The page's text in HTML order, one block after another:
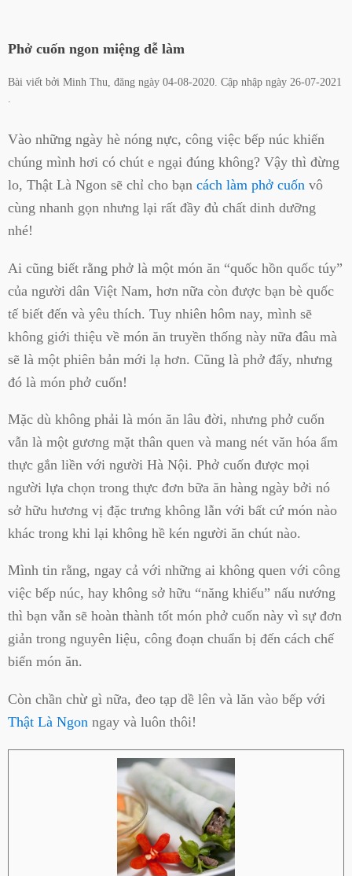
Phở cuốn ngon miệng dễ làm
Bài viết bởi Minh Thu , đăng ngày 04-08-2020 . Cập nhập ngày 26-07-2021
Vào những ngày hè nóng nực, công việc bếp núc khiến
chúng mình hơi có chút e ngại đúng không? Vậy thì đừng
lo, Thật Là Ngon sẽ chỉ cho bạn cách làm phở cuốn vô
cùng nhanh gọn nhưng lại rất đầy đủ chất dinh dưỡng
nhé!
Ai cũng biết rằng phở là một món ăn “quốc hồn quốc túy”
của người dân Việt Nam, hơn nữa còn được bạn bè quốc
tế biết đến và yêu thích. Tuy nhiên hôm nay, mình sẽ
không giới thiệu về món ăn truyền thống này nữa đâu mà
sẽ là một phiên bản mới lạ hơn. Cũng là phở đấy, nhưng
đó là món phở cuốn!
Mặc dù không phải là món ăn lâu đời, nhưng phở cuốn
vẫn là một gương mặt thân quen và mang nét văn hóa ẩm
thực gắn liền với người Hà Nội. Phở cuốn được mọi
người lựa chọn trong thực đơn bữa ăn hàng ngày bởi nó
sở hữu hương vị đặc trưng không lẫn với bất cứ món nào
khác trong khi lại không hề kén người ăn chút nào.
Mình tin rằng, ngay cả với những ai không quen với công
việc bếp núc, hay không sở hữu “năng khiếu” nấu nướng
thì bạn vẫn sẽ hoàn thành tốt món phở cuốn này vì sự đơn
giản trong nguyên liệu, công đoạn chuẩn bị đến cách chế
biến món ăn.
Còn chần chừ gì nữa, đeo tạp dề lên và lăn vào bếp với
Thật Là Ngon ngay và luôn thôi!